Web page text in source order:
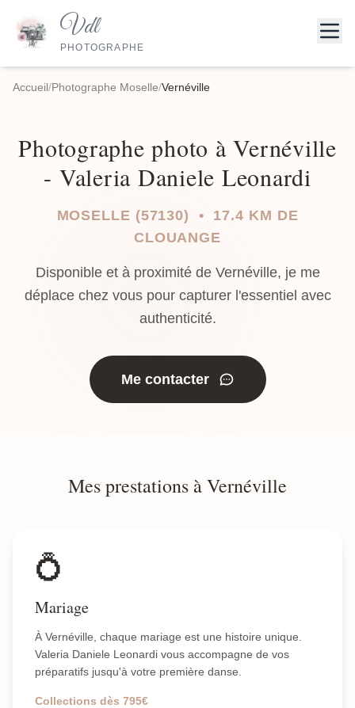
Vdl
PHOTOGRAPHE
Accueil/Photographe Moselle/Vernéville
Photographe photo à Vernéville
- Valeria Daniele Leonardi
MOSELLE (57130) • 17.4 KM DE
CLOUANGE
Disponible et à proximité de Vernéville, je me
déplace chez vous pour capturer l'essentiel avec
authenticité.
Me contacter
Mes prestations à Vernéville
💍
Mariage
À Vernéville, chaque mariage est une histoire unique.
Valeria Daniele Leonardi vous accompagne de vos
préparatifs jusqu'à votre première danse.
Collections dès 795€